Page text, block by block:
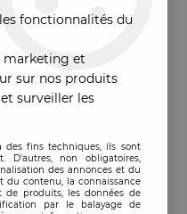
ou à inclure
est livré dans un
premium rappelant les
et valorisant pour votre
fonctionnalités du
marketing et
sur nos produits
surveiller les
des fins techniques, ils sont
D'autres, non obligatoires,
des annonces et du
du contenu, la connaissance
de produits, les données de
par le balayage de